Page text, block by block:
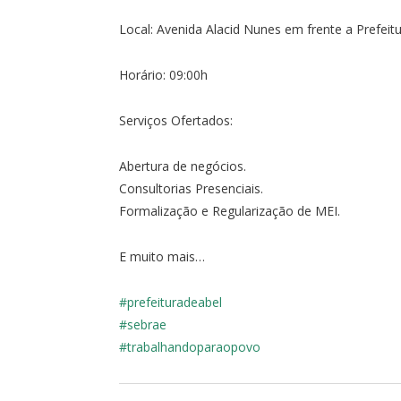
Local: Avenida Alacid Nunes em frente a
Horário: 09:00h
Serviços Ofertados:
Abertura de negócios.
Consultorias Presenciais.
Formalização e Regularização de MEI.
E muito mais…
#prefeituradeabel
#sebrae
#trabalhandoparaopovo